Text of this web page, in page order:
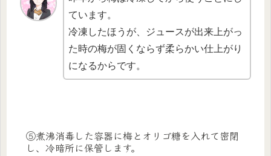
ています。
冷凍したほうが、ジュースが出来上がっ
た時の梅が固くならず柔らかい仕上がり
になるからです。
⑤煮沸消毒した容器に梅とオリゴ糖を入れて密閉
し、冷暗所に保管します。